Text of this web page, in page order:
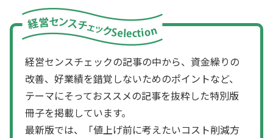
経営センスチェックの記事の中から、資金繰りの
改善、好業績を錯覚しないためのポイントなど、
テーマにそっておススメの記事を抜粋した特別版
冊子を掲載しています。
最新版では、「値上げ前に考えたいコスト削減方